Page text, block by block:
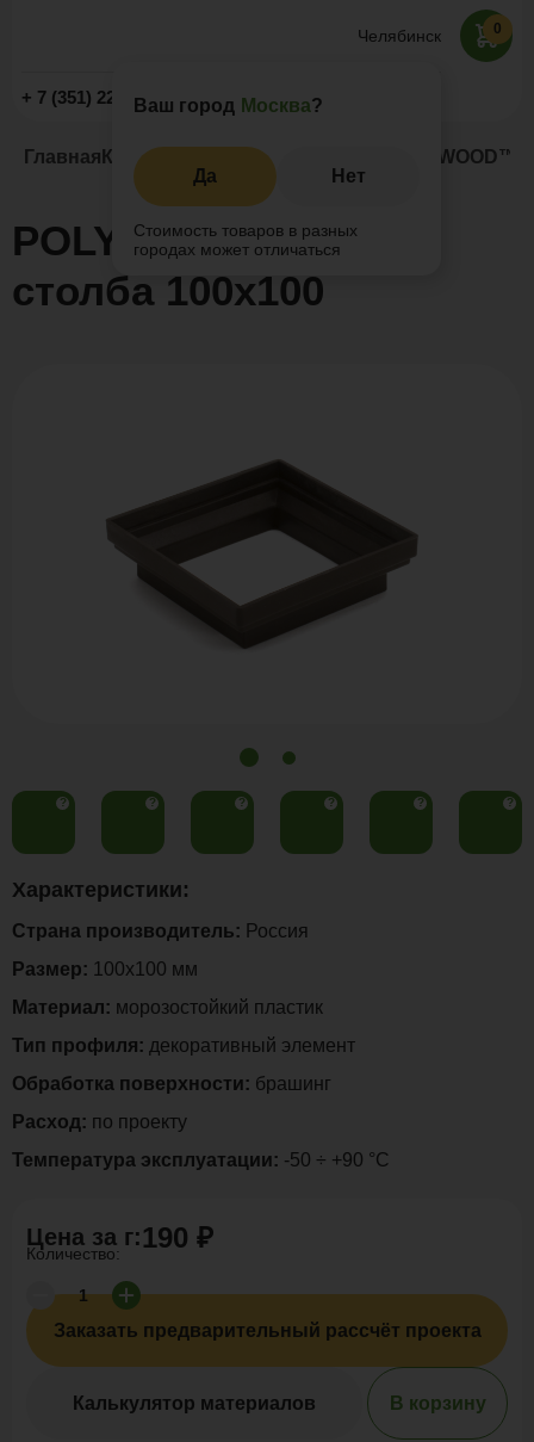
Челябинск
Ваш город Москва?
Да Нет
Стоимость товаров в разных
городах может отличаться
+ 7 (351) 225-89-09 Заказать звонок
0
Главная Каталог Заборы и ограждения POLYWOOD™
POLYWOOD™ юбка
столба 100х100
? ? ? ? ? ?
Цена за г:190 ₽
Количество:
Заказать предварительный рассчёт проекта
Калькулятор материалов В корзину
Характеристики:
Страна производитель: Россия
Размер: 100х100 мм
Материал: морозостойкий пластик
Тип профиля: декоративный элемент
Обработка поверхности: брашинг
Расход: по проекту
Температура эксплуатации: -50 ÷ +90 °C